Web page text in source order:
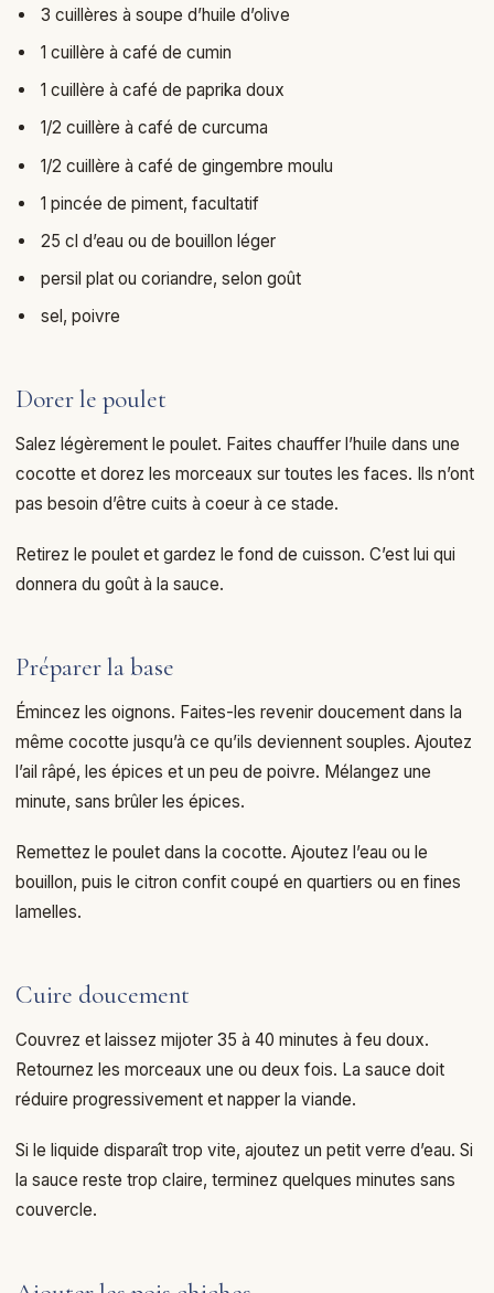
3 cuillères à soupe d’huile d’olive
1 cuillère à café de cumin
1 cuillère à café de paprika doux
1/2 cuillère à café de curcuma
1/2 cuillère à café de gingembre moulu
1 pincée de piment, facultatif
25 cl d’eau ou de bouillon léger
persil plat ou coriandre, selon goût
sel, poivre
Dorer le poulet
Salez légèrement le poulet. Faites chauffer l’huile dans une
cocotte et dorez les morceaux sur toutes les faces. Ils n’ont
pas besoin d’être cuits à coeur à ce stade.
Retirez le poulet et gardez le fond de cuisson. C’est lui qui
donnera du goût à la sauce.
Préparer la base
Émincez les oignons. Faites-les revenir doucement dans la
même cocotte jusqu’à ce qu’ils deviennent souples. Ajoutez
l’ail râpé, les épices et un peu de poivre. Mélangez une
minute, sans brûler les épices.
Remettez le poulet dans la cocotte. Ajoutez l’eau ou le
bouillon, puis le citron confit coupé en quartiers ou en fines
lamelles.
Cuire doucement
Couvrez et laissez mijoter 35 à 40 minutes à feu doux.
Retournez les morceaux une ou deux fois. La sauce doit
réduire progressivement et napper la viande.
Si le liquide disparaît trop vite, ajoutez un petit verre d’eau. Si
la sauce reste trop claire, terminez quelques minutes sans
couvercle.